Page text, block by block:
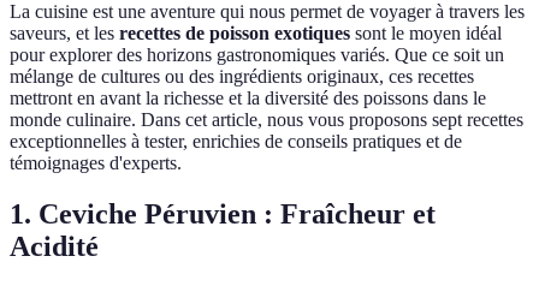
La cuisine est une aventure qui nous permet de voyager à travers les
saveurs, et les recettes de poisson exotiques sont le moyen idéal
pour explorer des horizons gastronomiques variés. Que ce soit un
mélange de cultures ou des ingrédients originaux, ces recettes
mettront en avant la richesse et la diversité des poissons dans le
monde culinaire. Dans cet article, nous vous proposons sept recettes
exceptionnelles à tester, enrichies de conseils pratiques et de
témoignages d'experts.
1. Ceviche Péruvien : Fraîcheur et
Acidité